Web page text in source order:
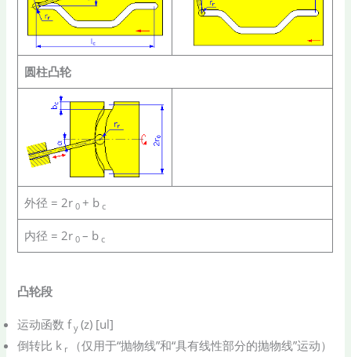
圆柱凸轮
外径 = 2r0 + bc
内径 = 2r0 – bc
凸轮段
运动函数 fy(z) [ul]
倒转比 k r
（仅用于“抛物线”和“具有线性部分的抛物线”运动）